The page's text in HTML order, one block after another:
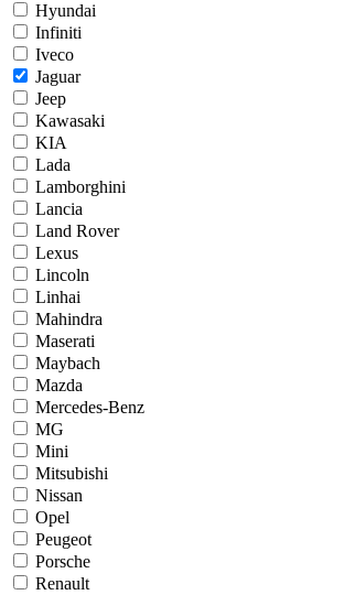
Hyundai
Infiniti
Iveco
Jaguar
Jeep
Kawasaki
KIA
Lada
Lamborghini
Lancia
Land Rover
Lexus
Lincoln
Linhai
Mahindra
Maserati
Maybach
Mazda
Mercedes-Benz
MG
Mini
Mitsubishi
Nissan
Opel
Peugeot
Porsche
Renault